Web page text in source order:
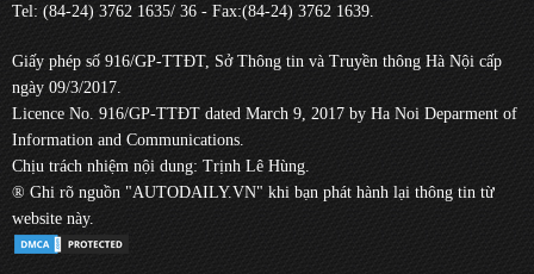
Tel: (84-24) 3762 1635/ 36 - Fax:(84-24) 3762 1639.
Giấy phép số 916/GP-TTĐT, Sở Thông tin và Truyền thông Hà Nội cấp
ngày 09/3/2017.
Licence No. 916/GP-TTĐT dated March 9, 2017 by Ha Noi Deparment of
Information and Communications.
Chịu trách nhiệm nội dung: Trịnh Lê Hùng.
® Ghi rõ nguồn "AUTODAILY.VN" khi bạn phát hành lại thông tin từ
website này.